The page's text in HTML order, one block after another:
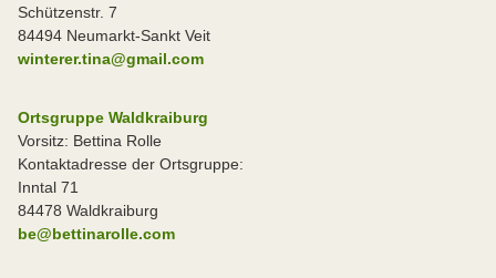
Schützenstr. 7
84494 Neumarkt-Sankt Veit
winterer.tina@gmail.com
Ortsgruppe Waldkraiburg
Vorsitz: Bettina Rolle
Kontaktadresse der Ortsgruppe:
Inntal 71
84478 Waldkraiburg
be@bettinarolle.com